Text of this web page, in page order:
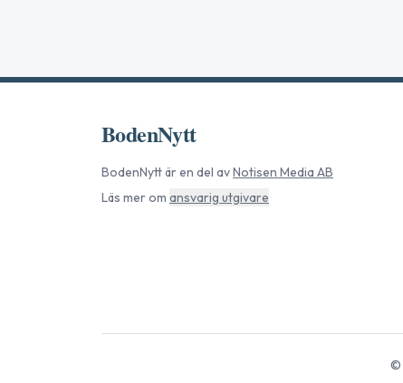
BodenNytt
BodenNyttär en del avNotisen Media AB
Läs mer om ansvarig utgivare
©